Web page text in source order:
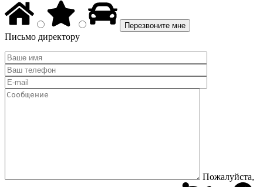
Письмо директору
Пожалуйста,